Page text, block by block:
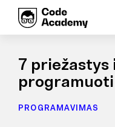
7 priežastys
PROGRAMAVIMAS